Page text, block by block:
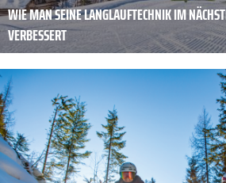
WIE MAN SEINE LANGLAUFTECHNIK IM
VERBESSERT